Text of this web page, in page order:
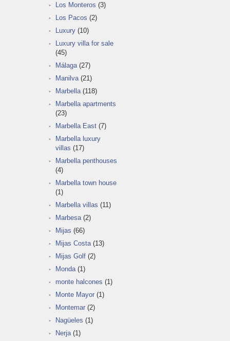
Los Monteros (3)
Los Pacos (2)
Luxury (10)
Luxury villa for sale
(45)
Málaga (27)
Manilva (21)
Marbella (118)
Marbella apartments
(23)
Marbella East (7)
Marbella luxury
villas (17)
Marbella penthouses
(4)
Marbella town house
(1)
Marbella villas (11)
Marbesa (2)
Mijas (66)
Mijas Costa (13)
Mijas Golf (2)
Monda (1)
monte halcones (1)
Monte Mayor (1)
Montemar (2)
Nagüeles (1)
Nerja (1)